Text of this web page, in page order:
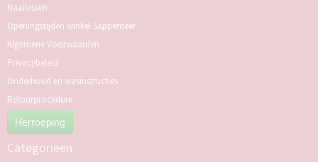
Naailessen
Openingstijden winkel Sappemeer
Algemene Voorwaarden
Privacybeleid
Onderhoud en wasinstructies
Retourprocedure
Herroeping
Categorieën